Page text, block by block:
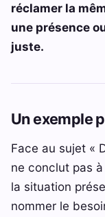
réclamer la
une présence
juste.
Un exemple
Face au sujet «
ne conclut pas
la situation
nommer le